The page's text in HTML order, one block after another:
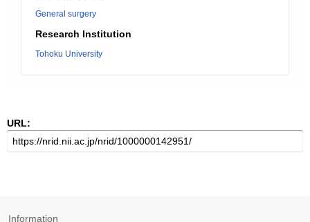
General surgery
Research Institution
Tohoku University
URL:
Information